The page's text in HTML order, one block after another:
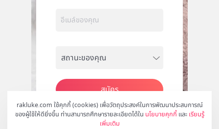
rakluke.com ใช้คุกกี้ (cookies) เพื่อวัตถุประสงค์ในการพัฒนาประสบการณ์
ของผู้ใช้ให้ดียิ่งขึ้น ท่านสามารถศึกษารายละเอียดได้ใน นโยบายคุกกี้ และ เรียนรู้
เพิ่มเติม
สมัคร